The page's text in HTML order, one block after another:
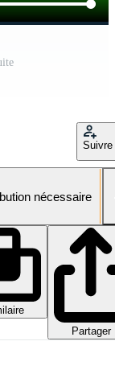
Suivre
nécessaire
Partager